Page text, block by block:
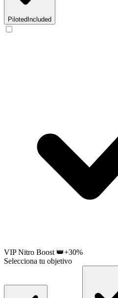
Piloted Included
VIP Nitro Boost 👑+30%
Selecciona tu objetivo